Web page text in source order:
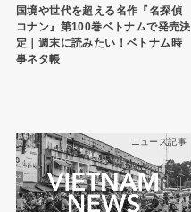
国境や世代を超える名作『名探偵
コナン』第100巻ベトナムで発売決
定｜週末に読みたい！ベトナム時
事ネタ帳
ニュース記事